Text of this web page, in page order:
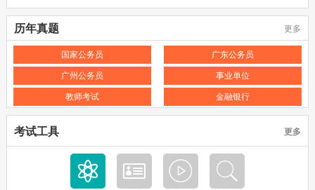
历年真题 更多
国家公务员 广东公务员
广州公务员 事业单位
教师考试 金融银行
考试工具 更多